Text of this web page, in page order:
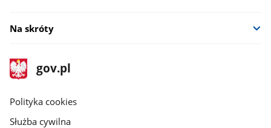
Na skróty
stopka
gov.pl
Strona
gov.pl
gov.pl
Polityka cookies
Służba cywilna